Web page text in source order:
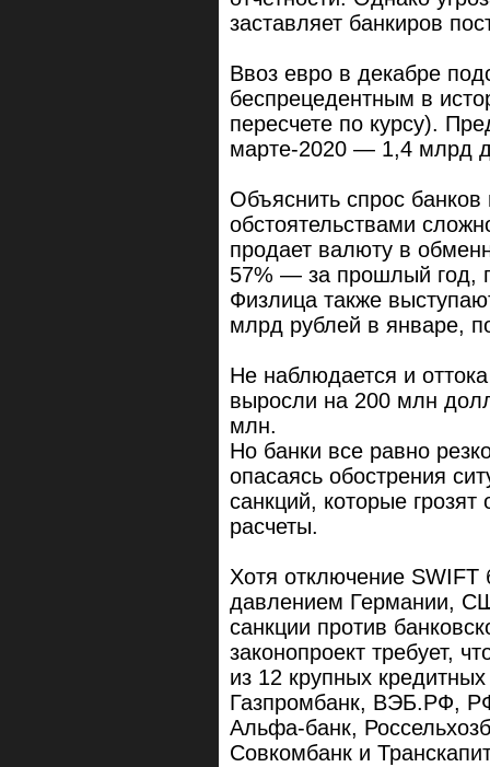
заставляет банкиров
Ввоз евро в декабре
беспрецедентным в
пересчете по курсу).
марте-2020 — 1,4 млрд
Объяснить спрос
обстоятельствами
продает валюту в
57% — за прошлый год,
Физлица также
млрд рублей в январе,
Не наблюдается и
выросли на 200 млн
млн.
Но банки все равно
опасаясь обострения
санкций, которые
расчеты.
Хотя отключение
давлением Германии,
санкции против
законопроект требует,
из 12 крупных
Газпромбанк, ВЭБ.РФ,
Альфа-банк,
Совкомбанк и